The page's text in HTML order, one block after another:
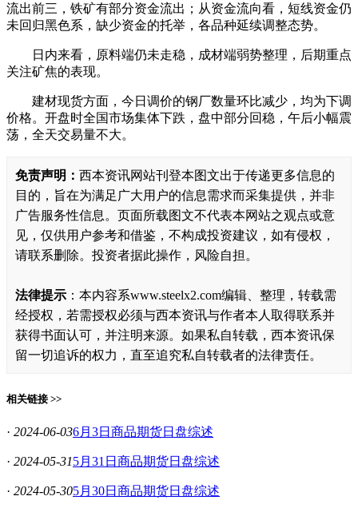
流出前三，铁矿有部分资金流出；从资金流向看，短线资金仍
未回归黑色系，缺少资金的托举，各品种延续调整态势。
日内来看，原料端仍未走稳，成材端弱势整理，后期重点
关注矿焦的表现。
建材现货方面，今日调价的钢厂数量环比减少，均为下调
价格。开盘时全国市场集体下跌，盘中部分回稳，午后小幅震
荡，全天交易量不大。
免责声明： 西本资讯网站刊登本图文出于传递更多信息的
目的，旨在为满足广大用户的信息需求而采集提供，并非
广告服务性信息。页面所载图文不代表本网站之观点或意
见，仅供用户参考和借鉴，不构成投资建议，如有侵权，
请联系删除。投资者据此操作，风险自担。
法律提示 ：本内容系www.steelx2.com编辑、整理，转载需
经授权，若需授权必须与西本资讯与作者本人取得联系并
获得书面认可，并注明来源。如果私自转载，西本资讯保
留一切追诉的权力，直至追究私自转载者的法律责任。
相关链接 >>
· 2024-06-036月3日商品期货日盘综述
· 2024-05-315月31日商品期货日盘综述
· 2024-05-305月30日商品期货日盘综述